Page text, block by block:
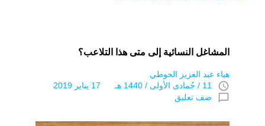
المشاغل النسائية إلى متى هذا التلاعب؟
هياء عبد العزيز الحوطي
access_time 11 / جُمادى اﻷولى / 1440 هـ 17 يناير 2019
chat_bubble_outline ضف تعليق